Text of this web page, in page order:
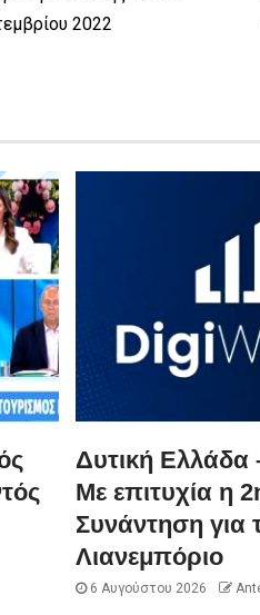
2022
Δυτική Ελλάδα
Με επιτυχία η
Συνάντηση για
Λιανεμπόριο
6 Αυγούστου 2026